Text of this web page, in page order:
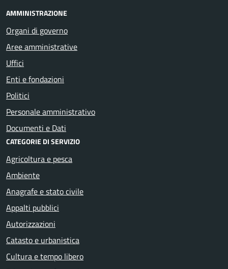
AMMINISTRAZIONE
Organi di governo
Aree amministrative
Uffici
Enti e fondazioni
Politici
Personale amministrativo
Documenti e Dati
CATEGORIE DI SERVIZIO
Agricoltura e pesca
Ambiente
Anagrafe e stato civile
Appalti pubblici
Autorizzazioni
Catasto e urbanistica
Cultura e tempo libero